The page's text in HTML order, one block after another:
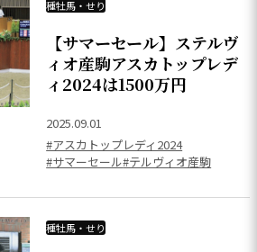
種牡馬・せり
【サマーセール】ステルヴ
ィオ産駒アスカトップレデ
ィ2024は1500万円
2025.09.01
#アスカトップレディ2024
#サマーセール#テルヴィオ産駒
種牡馬・せり